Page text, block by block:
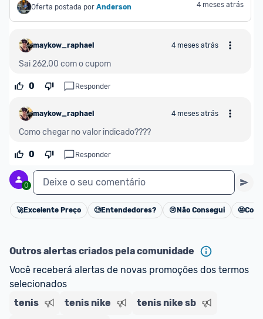
Oferta postada por Anderson 4 meses atrás
maykow_raphael 4 meses atrás
Sai 262,00 com o cupom
0 Responder
maykow_raphael 4 meses atrás
Como chegar no valor indicado????
0 Responder
0 Deixe o seu comentário
Cancelar
🚀Excelente Preço 🧐Entendedores? 😢 Não Consegui 🤩
Outros alertas criados pela comunidade
Você receberá alertas de novas promoções dos termos
selecionados
tenis
tenis nike tenis nike sb